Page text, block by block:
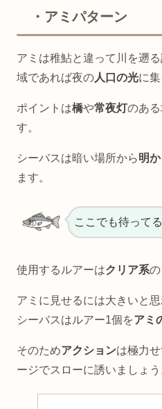
・アミパターン
アミは稚鮎と違って川を遡
域であれば夜の人口の光に
ポイントは橋や常夜灯のある
す。
シーバスは暗い場所から明か
ます。
ここでも待ってる
使用するルアーはクリア系の
アミに見せるには大きいと
シーバスはルアー1個をアミ
そのためアクションは極力せ
ージでスローに誘いましょう